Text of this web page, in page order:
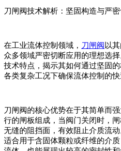
刀闸阀技术解析：坚固构造与严
在工业流体控制领域， 刀闸阀 以
众多领域严密切断应用的理想选
技术特点，揭示其如何通过坚固
各类复杂工况下确保流体控制的快
刀闸阀的核心优势在于其简单而
行的闸板组成，当阀门关闭时，
无缝的阻挡面，有效阻止介质流
适合用于含固体颗粒或纤维的介